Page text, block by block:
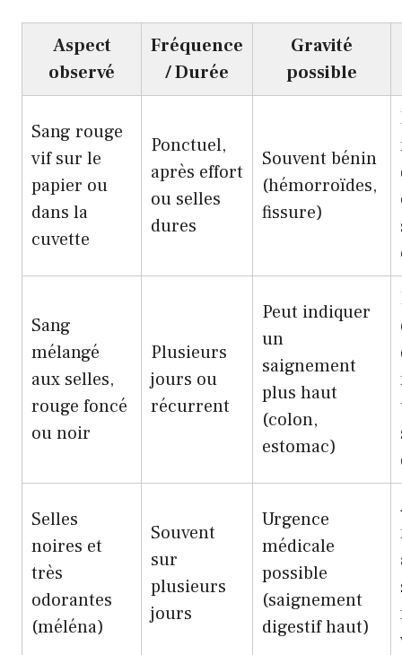
Aspect
observé
Fréquence
/ Durée
Gravité
possible
Sang rouge
vif sur le
papier ou
dans la
cuvette
Ponctuel,
après effort
ou selles
dures
Souvent bénin
(hémorroïdes,
fissure)
Sang
mélangé
aux selles,
rouge foncé
ou noir
Plusieurs
jours ou
récurrent
Peut indiquer
un
saignement
plus haut
(colon,
estomac)
Selles
noires et
très
odorantes
(méléna)
Souvent
sur
plusieurs
jours
Urgence
médicale
possible
(saignement
digestif haut)